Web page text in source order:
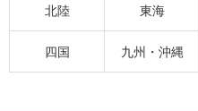
北陸 東海
四国 九州・沖縄